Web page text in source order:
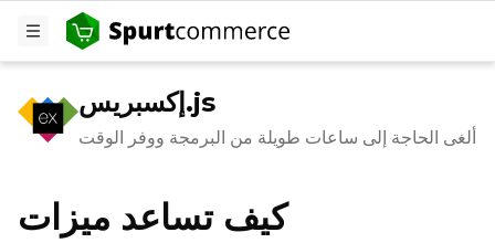
إكسبريس.js
ألغى الحاجة إلى ساعات طويلة من البرمجة ووفر الوقت
كيف تساعد ميزات